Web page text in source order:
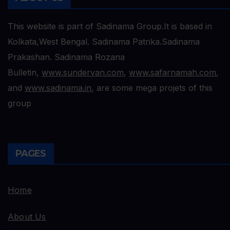
This website is part of Sadinama Group.It is based in
Kolkata,West Bengal. Sadinama Patrika.Sadinama
Prakashan. Sadinama Rozana
Bulletin, www.sundervan.com, www.safarnamah.com,
and www.sadinama.in, are some mega projets of this
group
PAGES
Home
About Us